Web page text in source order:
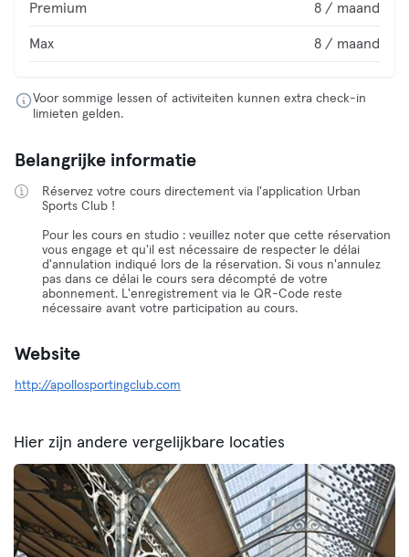
Premium 8 / maand
Max 8 / maand
Voor sommige lessen of activiteiten kunnen extra check-in
limieten gelden.
Belangrijke informatie
Réservez votre cours directement via l'application Urban
Sports Club !
Pour les cours en studio : veuillez noter que cette réservation
vous engage et qu'il est nécessaire de respecter le délai
d'annulation indiqué lors de la réservation. Si vous n'annulez
pas dans ce délai le cours sera décompté de votre
abonnement. L'enregistrement via le QR-Code reste
nécessaire avant votre participation au cours.
Website
http://apollosportingclub.com
Hier zijn andere vergelijkbare locaties